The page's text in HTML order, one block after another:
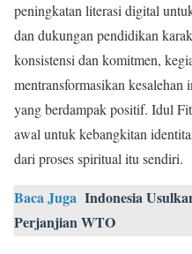
peningkatan literasi digital
dan dukungan pendidikan
konsistensi dan komitmen,
mentransformasikan
yang berdampak positif. Idul
awal untuk kebangkitan
dari proses spiritual itu sendiri.
Baca Juga Indonesia
Perjanjian WTO